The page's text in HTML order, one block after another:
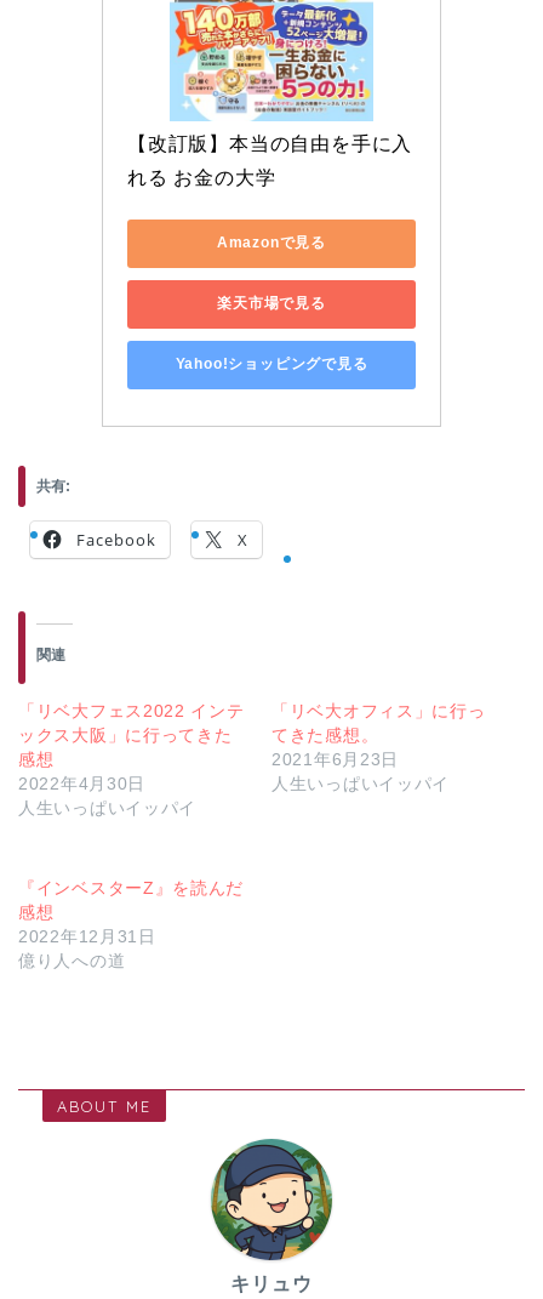
【改訂版】本当の自由を手に入
れる お金の大学
Amazonで見る
楽天市場で見る
Yahoo!ショッピングで見る
共有:
Facebook X
関連
「リベ大フェス2022 インテ
ックス大阪」に行ってきた
感想
2022年4月30日
人生いっぱいイッパイ
「リベ大オフィス」に行っ
てきた感想。
2021年6月23日
人生いっぱいイッパイ
『インベスターZ』を読んだ
感想
2022年12月31日
億り人への道
ABOUT ME
キリュウ